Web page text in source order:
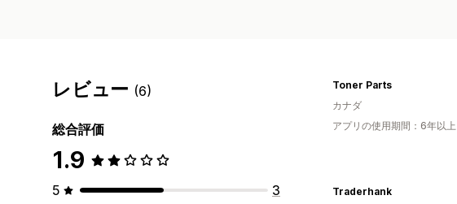
レビュー (6)
総合評価
1.9
5
3
Toner Parts
カナダ
アプリの使用期間：6年以上
Traderhank